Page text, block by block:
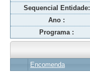
Sequencial Entidade:
Ano :
Programa :
Encomenda